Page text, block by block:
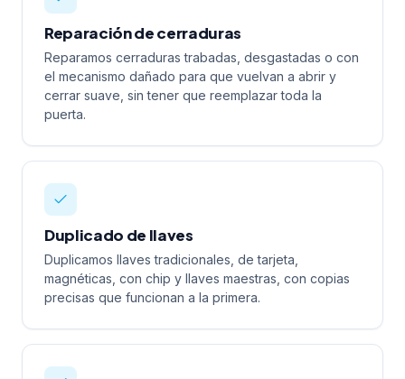
Reparación de cerraduras
Reparamos cerraduras trabadas, desgastadas o con
el mecanismo dañado para que vuelvan a abrir y
cerrar suave, sin tener que reemplazar toda la
puerta.
Duplicado de llaves
Duplicamos llaves tradicionales, de tarjeta,
magnéticas, con chip y llaves maestras, con copias
precisas que funcionan a la primera.